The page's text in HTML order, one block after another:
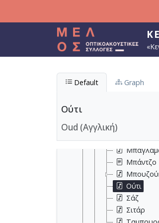
Default Graph
Ούτι
Oud (Αγγλική)
Μουσικά όργανα
Έγχορδα
Νυκτά
Κανονάκι
Μπάντζο
Ούτι
Σάζ
Σιτάρ